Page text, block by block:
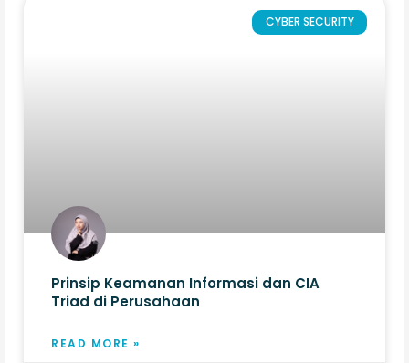
CYBER SECURITY
Prinsip Keamanan Informasi dan CIA
Triad di Perusahaan
READ MORE »